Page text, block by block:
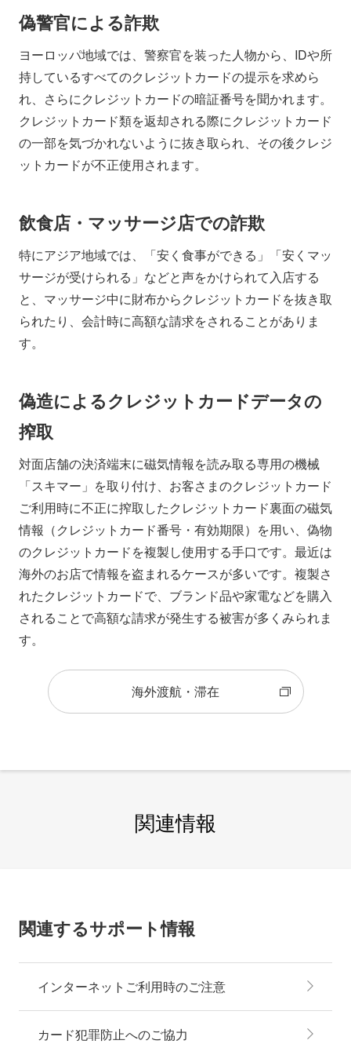
偽警官による詐欺
ヨーロッパ地域では、警察官を装った人物から、IDや所
持しているすべてのクレジットカードの提示を求めら
れ、さらにクレジットカードの暗証番号を聞かれます。
クレジットカード類を返却される際にクレジットカード
の一部を気づかれないように抜き取られ、その後クレジ
ットカードが不正使用されます。
飲食店・マッサージ店での詐欺
特にアジア地域では、「安く食事ができる」「安くマッ
サージが受けられる」などと声をかけられて入店する
と、マッサージ中に財布からクレジットカードを抜き取
られたり、会計時に高額な請求をされることがありま
す。
偽造によるクレジットカードデータの
搾取
対面店舗の決済端末に磁気情報を読み取る専用の機械
「スキマー」を取り付け、お客さまのクレジットカード
ご利用時に不正に搾取したクレジットカード裏面の磁気
情報（クレジットカード番号・有効期限）を用い、偽物
のクレジットカードを複製し使用する手口です。最近は
海外のお店で情報を盗まれるケースが多いです。複製さ
れたクレジットカードで、ブランド品や家電などを購入
されることで高額な請求が発生する被害が多くみられま
す。
海外渡航・滞在
関連情報
関連するサポート情報
インターネットご利用時のご注意
カード犯罪防止へのご協力